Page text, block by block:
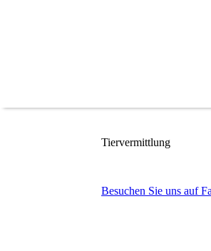
Tiervermittlung
Besuchen Sie uns auf